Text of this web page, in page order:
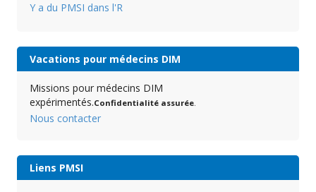
Y a du PMSI dans l'R
Vacations pour médecins DIM
Missions pour médecins DIM
expérimentés.Confidentialité assurée.
Nous contacter
Liens PMSI